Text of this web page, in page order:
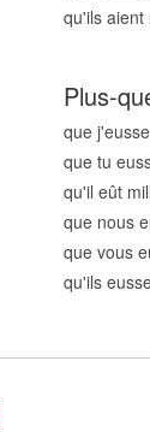
qu'ils aient
Plus-
que
que tu
qu'il eût
que nous
que vous
qu'ils